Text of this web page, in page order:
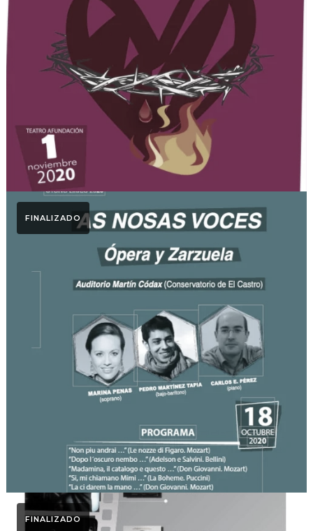
REGRESO A LA PASIÓN
2020. Otoño Lírico 2020
Otoño Lírico
GALA AS NOSAS VOCES
2020. Otoño Lírico 2020
Otoño Lírico
FINALIZADO
FINALIZADO